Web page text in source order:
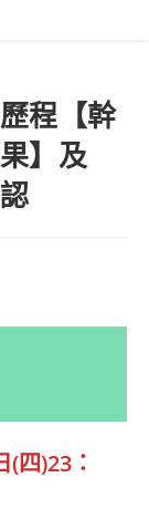
程【幹
】及
(四)23：